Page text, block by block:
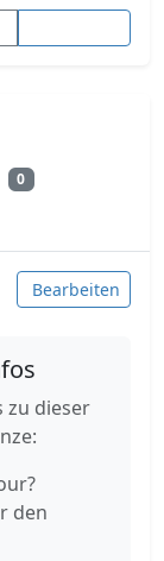
0
Bearbeiten
zu dieser
den